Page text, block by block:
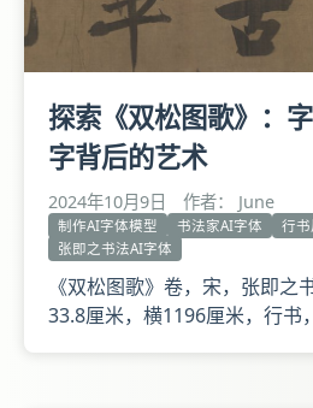
探索《双松图歌》：
字背后的艺术
2024年10月9日 作者： June
制作AI字体模型 书法家AI字体
行
张即之书法AI字体
《双松图歌》卷，宋，张即之
33.8厘米，横1196厘米，行书